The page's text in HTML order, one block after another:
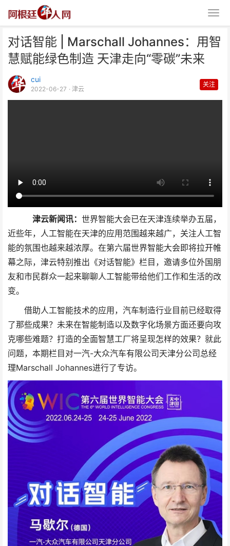
对话智能 | Marschall Johannes：用智
慧赋能绿色制造 天津走向“零碳”未来
cui
2022-06-27 · 津云
关注
津云新闻讯： 世界智能大会已在天津连续举办五届，
近些年，人工智能在天津的应用范围越来越广，关注人工智
能的氛围也越来越浓厚。在第六届世界智能大会即将拉开帷
幕之际，津云特别推出《对话智能》栏目，邀请多位外国朋
友和市民群众一起来聊聊人工智能带给他们工作和生活的改
变。
借助人工智能技术的应用，汽车制造行业目前已经取得
了那些成果？未来在智能制造以及数字化场景方面还要向攻
克哪些难题？打造的全面智慧工厂将呈现怎样的效果？就此
问题，本期栏目对一汽-大众汽车有限公司天津分公司总经
理Marschall Johannes进行了专访。